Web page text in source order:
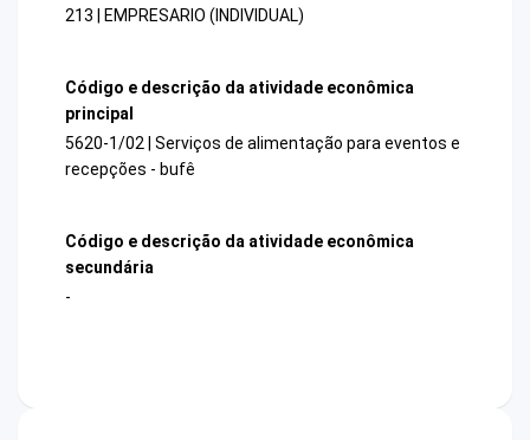
213 | EMPRESARIO (INDIVIDUAL)
Código e descrição da atividade econômica
principal
5620-1/02 | Serviços de alimentação para eventos e
recepções - bufê
Código e descrição da atividade econômica
secundária
-